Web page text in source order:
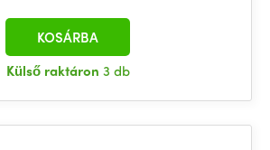
Külső raktáron 3 db
KOSÁRBA